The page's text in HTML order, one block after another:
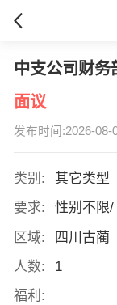
中支公司财务
面议
发布时间:2026-08-
类别:
其它类型
要求:
性别不限
区域:
四川古蔺
人数:
1
福利: